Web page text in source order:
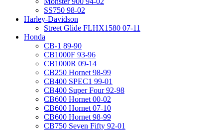
SS750 98-02
Harley-Davidson
Street Glide FLHX1580 07-11
Honda
CB-1 89-90
CB1000F 93-96
CB1000R 09-14
CB250 Hornet 98-99
CB400 SPEC1 99-01
CB400 Super Four 92-98
CB600 Hornet 00-02
CB600 Hornet 07-10
CB600 Hornet 98-99
CB750 Seven Fifty 92-01